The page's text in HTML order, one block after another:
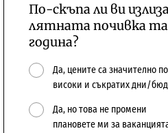
По-скъпа ли ви излиза
лятната почивка
година?
Да, цените са значително
високи и съкратих дни/
Да, но това не промени
плановете ми за